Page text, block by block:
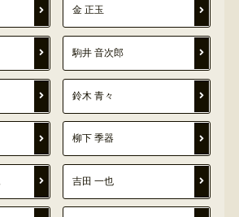
金 正玉
駒井 音次郎
鈴木 青々
柳下 季器
吉田 一也